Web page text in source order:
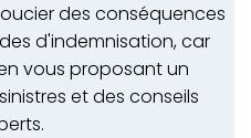
des conséquences
d'indemnisation, car
vous proposant un
et des conseils